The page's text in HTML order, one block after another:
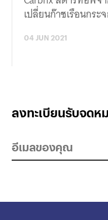
เปลี่ยนก๊าซเรือนกระ
04 JUN 2021
ลงทะเบียนรับจดห